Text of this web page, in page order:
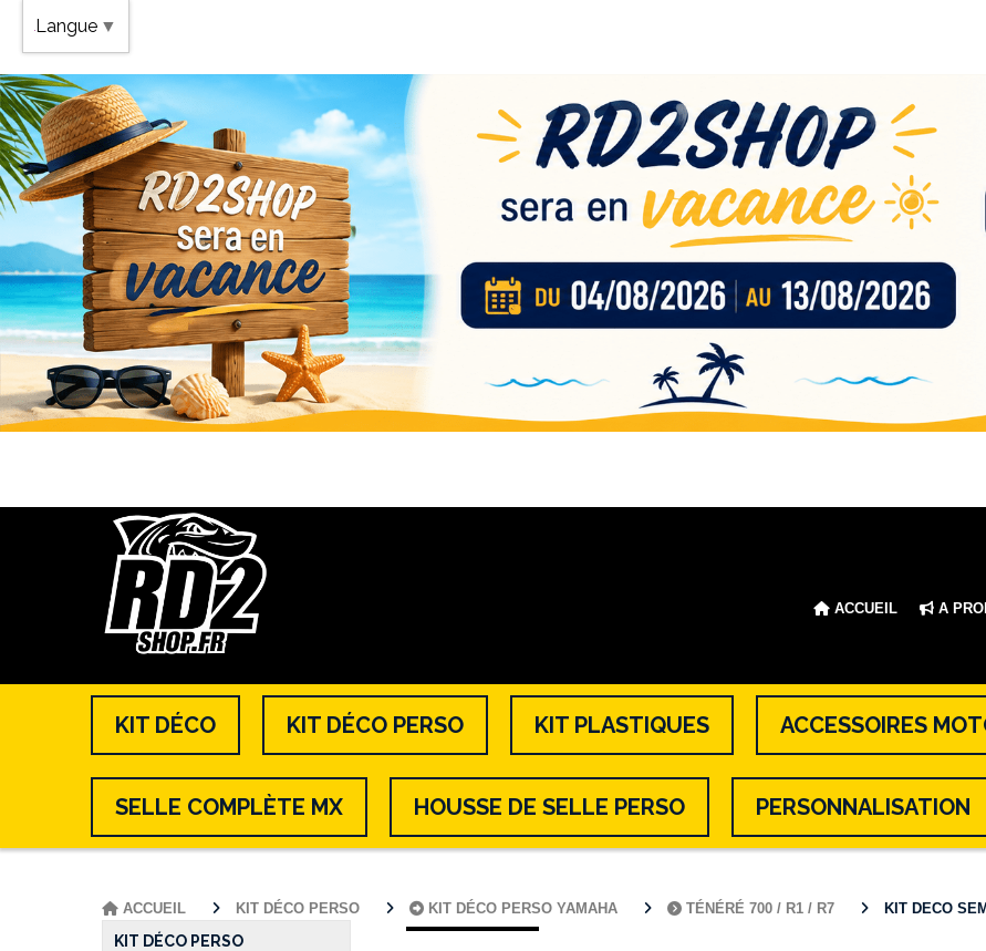
Bandeau
Vacances
ACCUEIL A
KIT DÉCO KIT DÉCO PERSO KIT PLASTIQUES ACCESSOIRES
SELLE COMPLÈTE MX HOUSSE DE SELLE PERSO PERSONNALISATION
KIT DÉCO PERSO
ACCUEIL KIT DÉCO PERSO KIT DÉCO PERSO YAMAHA TÉNÉRÉ 700 / R1 / R7 KIT DECO
Langue ▼